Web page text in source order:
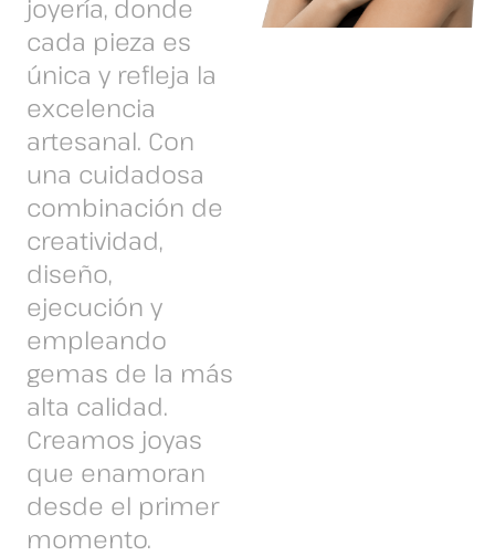
joyería, donde
cada pieza es
única y refleja la
excelencia
artesanal. Con
una cuidadosa
combinación de
creatividad,
diseño,
ejecución y
empleando
gemas de la más
alta calidad.
Creamos joyas
que enamoran
desde el primer
momento.